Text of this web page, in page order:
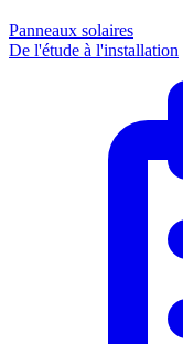
Panneaux solaires
De l'étude à l'installation